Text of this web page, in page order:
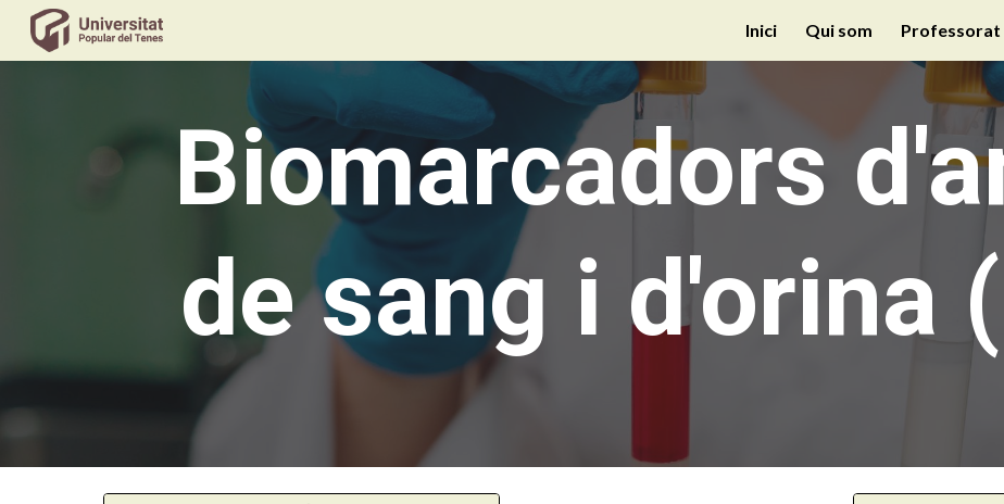
Skip to navigation
Inici Qui som Professorat
Biomarcadors
de sang i d'orina